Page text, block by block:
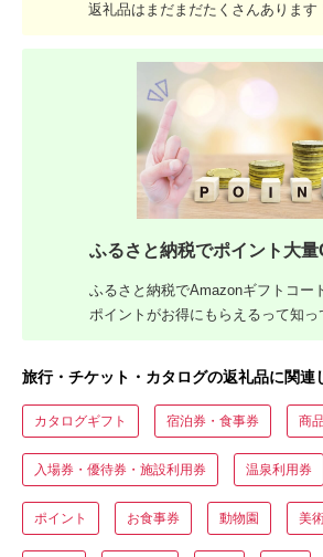
返礼品はまだまだたくさんあります
ふるさと納税でポイント大量
ふるさと納税でAmazonギフトコー
ポイントがお得にもらえるって知っ
旅行・チケット・カタログの返礼品に関連
カタログギフト 宿泊券・食事券 商
入場券・優待券・施設利用券 温泉利用券
ポイント お食事券 動物園 美